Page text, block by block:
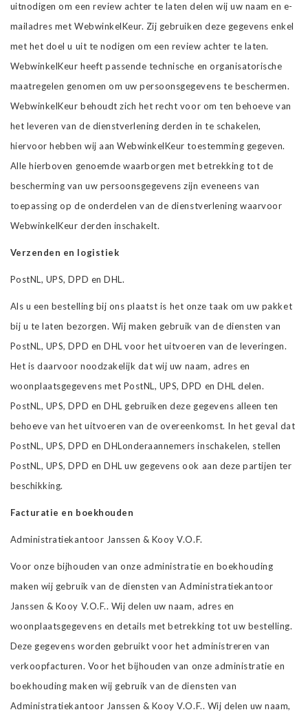
uitnodigen om een review achter te laten delen wij uw naam en e-
mailadres met WebwinkelKeur. Zij gebruiken deze gegevens enkel
met het doel u uit te nodigen om een review achter te laten.
WebwinkelKeur heeft passende technische en organisatorische
maatregelen genomen om uw persoonsgegevens te beschermen.
WebwinkelKeur behoudt zich het recht voor om ten behoeve van
het leveren van de dienstverlening derden in te schakelen,
hiervoor hebben wij aan WebwinkelKeur toestemming gegeven.
Alle hierboven genoemde waarborgen met betrekking tot de
bescherming van uw persoonsgegevens zijn eveneens van
toepassing op de onderdelen van de dienstverlening waarvoor
WebwinkelKeur derden inschakelt.
Verzenden en logistiek
PostNL, UPS, DPD en DHL.
Als u een bestelling bij ons plaatst is het onze taak om uw pakket
bij u te laten bezorgen. Wij maken gebruik van de diensten van
PostNL, UPS, DPD en DHL voor het uitvoeren van de leveringen.
Het is daarvoor noodzakelijk dat wij uw naam, adres en
woonplaatsgegevens met PostNL, UPS, DPD en DHL delen.
PostNL, UPS, DPD en DHL gebruiken deze gegevens alleen ten
behoeve van het uitvoeren van de overeenkomst. In het geval dat
PostNL, UPS, DPD en DHLonderaannemers inschakelen, stellen
PostNL, UPS, DPD en DHL uw gegevens ook aan deze partijen ter
beschikking.
Facturatie en boekhouden
Administratiekantoor Janssen & Kooy V.O.F.
Voor onze bijhouden van onze administratie en boekhouding
maken wij gebruik van de diensten van Administratiekantoor
Janssen & Kooy V.O.F.. Wij delen uw naam, adres en
woonplaatsgegevens en details met betrekking tot uw bestelling.
Deze gegevens worden gebruikt voor het administreren van
verkoopfacturen. Voor het bijhouden van onze administratie en
boekhouding maken wij gebruik van de diensten van
Administratiekantoor Janssen & Kooy V.O.F.. Wij delen uw naam,